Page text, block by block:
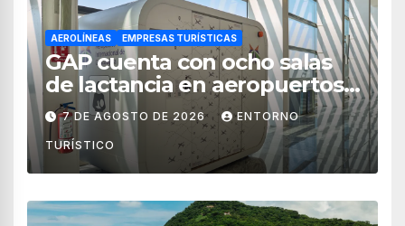
AEROLÍNEAS EMPRESAS TURÍSTICAS
GAP cuenta con ocho salas
de lactancia en aeropuertos
de México
7 DE AGOSTO DE 2026 ENTORNO
TURÍSTICO